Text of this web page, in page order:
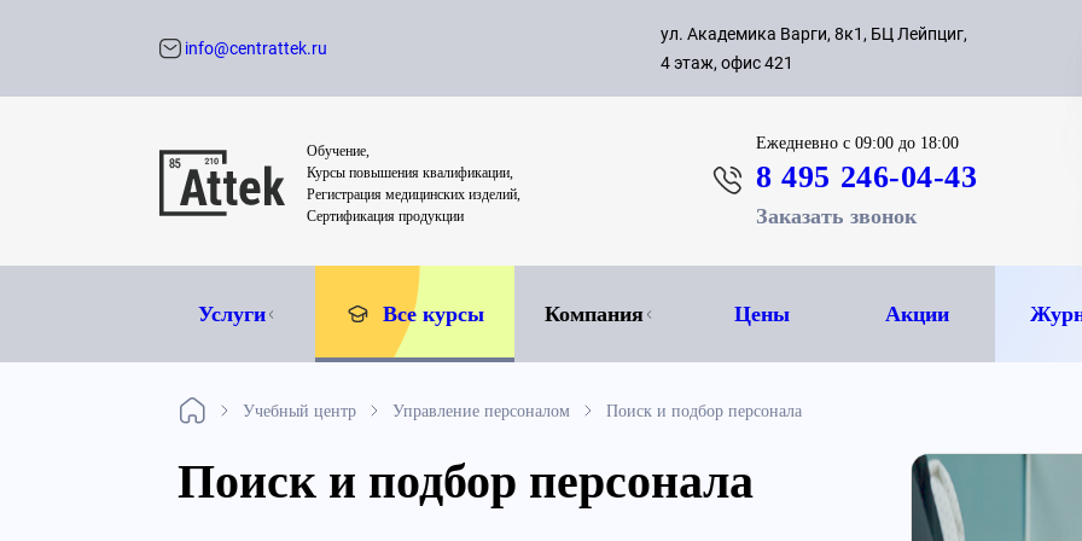
с 09:00
8 495
info@centrattek.ru
ул. Академика Варги, 8к1, БЦ Лейпциг,
4 этаж, офис 421
Обучение,
Курсы повышения квалификации,
Регистрация медицинских изделий,
Сертификация продукции
Ежедневнос 09:00 до 18:00
8 495 246-04-43
Заказать звонок
Услуги Все курсы Компания Цены Акции
Учебный центр Управление персоналом Поиск и подбор персонала
Поиск и подбор персонала